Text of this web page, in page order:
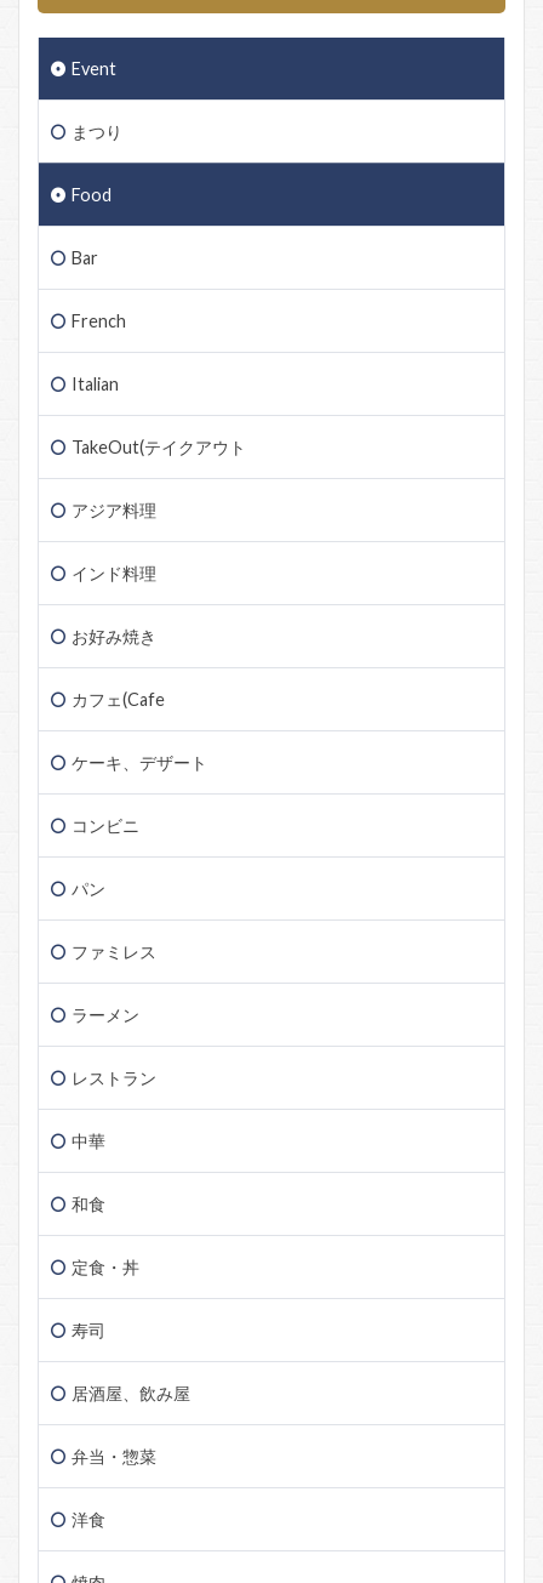
Event
まつり
Food
Bar
French
Italian
TakeOut(テイクアウト
アジア料理
インド料理
お好み焼き
カフェ(Cafe
ケーキ、デザート
コンビニ
パン
ファミレス
ラーメン
レストラン
中華
和食
定食・丼
寿司
居酒屋、飲み屋
弁当・惣菜
洋食